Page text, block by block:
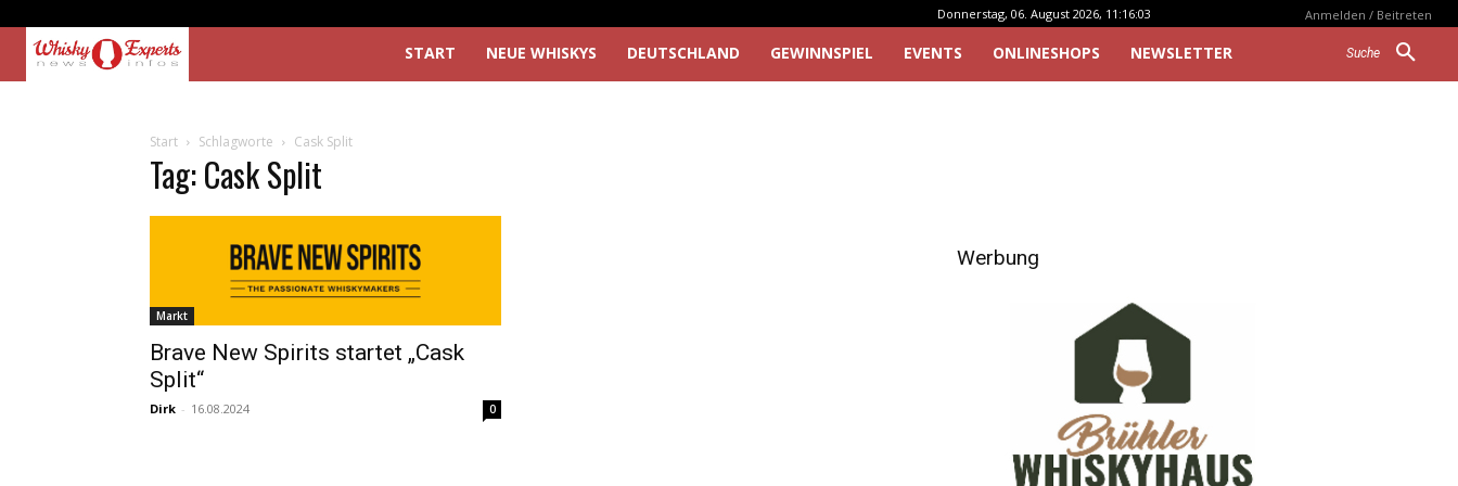
Donnerstag, 06. August 2026, 11:16:03 Anmelden / Beitreten
Suche
START NEUE WHISKYS DEUTSCHLAND GEWINNSPIEL EVENTS ONLINESHOPS NEWSLETTER
Start Schlagworte Cask Split
Tag: Cask Split
Markt
Brave New Spirits startet „Cask
Split“
Dirk - 16.08.2024 0
Werbung